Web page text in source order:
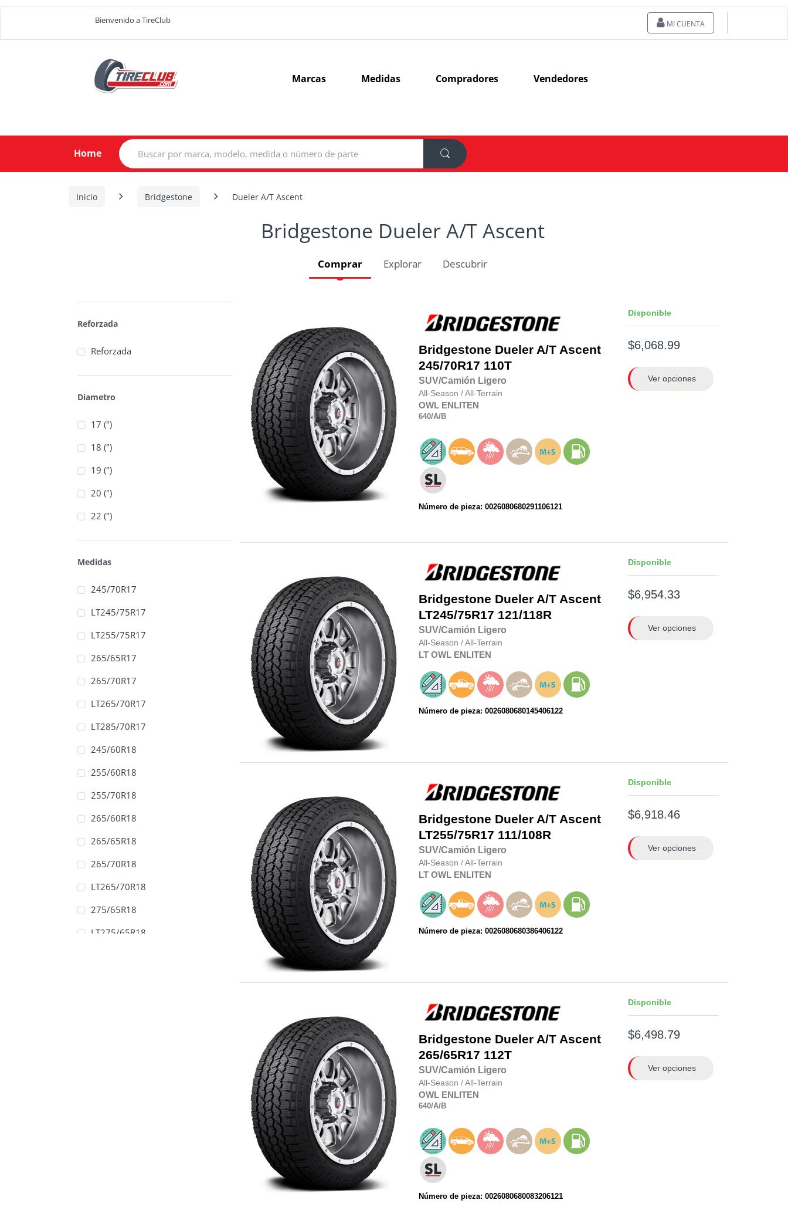
Bienvenido a TireClub MI CUENTA
Marcas Medidas Compradores Vendedores
Home
Search
for:
Inicio Bridgestone Dueler A/T Ascent
Bridgestone Dueler A/T Ascent
Comprar Explorar Descubrir
Bridgestone Dueler A/T Ascent
245/70R17 110T
SUV/Camión Ligero
All-Season /All-Terrain
OWL ENLITEN
640/A/B
Número de pieza: 0026080680291106121
Disponible
$6,068.99
Ver opciones
Bridgestone Dueler A/T Ascent
LT245/75R17 121/118R
SUV/Camión Ligero
All-Season /All-Terrain
LT OWL ENLITEN
Número de pieza: 0026080680145406122
Disponible
$6,954.33
Ver opciones
Bridgestone Dueler A/T Ascent
LT255/75R17 111/108R
SUV/Camión Ligero
All-Season /All-Terrain
LT OWL ENLITEN
Número de pieza: 0026080680386406122
Disponible
$6,918.46
Ver opciones
Bridgestone Dueler A/T Ascent
265/65R17 112T
SUV/Camión Ligero
All-Season /All-Terrain
OWL ENLITEN
640/A/B
Número de pieza: 0026080680083206121
Disponible
$6,498.79
Ver opciones
Reforzada
Reforzada
Diametro
17 (")
18 (")
19 (")
20 (")
22 (")
Medidas
245/70R17
LT245/75R17
LT255/75R17
265/65R17
265/70R17
LT265/70R17
LT285/70R17
245/60R18
255/60R18
255/70R18
265/60R18
265/65R18
265/70R18
LT265/70R18
275/65R18
LT275/65R18